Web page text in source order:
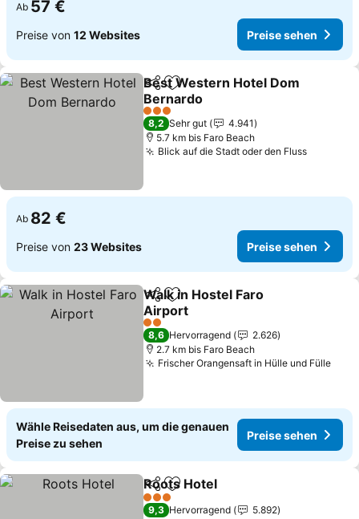
Ab 57 €
Preise von 12 Websites Preise sehen
TeilenZu Favoriten hinzufügen
Best Western Hotel Dom
Bernardo
3 Sterne
8,2 Sehr gut
4.941
5.7 km bis Faro Beach
Blick auf die Stadt oder den Fluss
Ab 82 €
Preise von 23 Websites Preise sehen
TeilenZu Favoriten hinzufügen
Walk in Hostel Faro
Airport
2 Sterne
8,6 Hervorragend
2.626
2.7 km bis Faro Beach
Frischer Orangensaft in Hülle und Fülle
Wähle Reisedaten aus, um die genauen
Preise zu sehen
Preise sehen
TeilenZu Favoriten hinzufügen
Roots Hotel
3 Sterne
9,3 Hervorragend
5.892